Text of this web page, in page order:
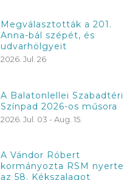
Megválasztották a 201.
Anna-bál szépét, és
udvarhölgyeit
2026. Jul. 26
A Balatonlellei Szabadtéri
Színpad 2026-os műsora
2026. Jul. 03 - Aug. 15.
A Vándor Róbert
kormányozta RSM nyerte
az 58. Kékszalagot